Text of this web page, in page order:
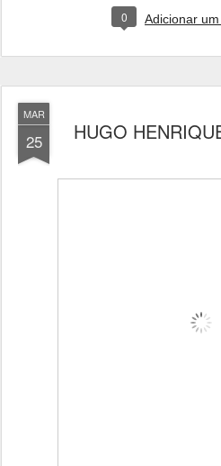
0 Adicionar
MAR
25 HUGO